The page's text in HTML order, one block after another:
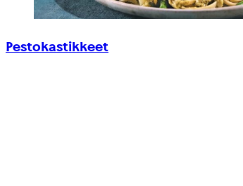
Pestokastikkeet